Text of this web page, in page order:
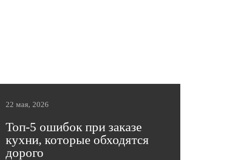
22 мая, 2026
Топ-5 ошибок при заказе
кухни, которые обходятся
дорого